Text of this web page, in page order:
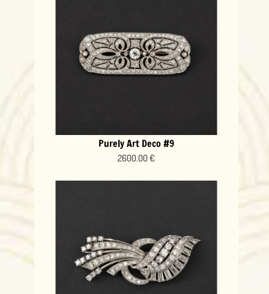
Purely Art Deco #9
2600.00 €